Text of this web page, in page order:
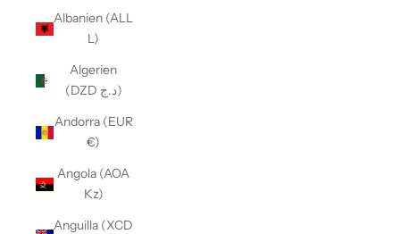
Albanien (ALL
L)
Algerien
(DZD د.ج)
Andorra (EUR
€)
Angola (AOA
Kz)
Anguilla (XCD